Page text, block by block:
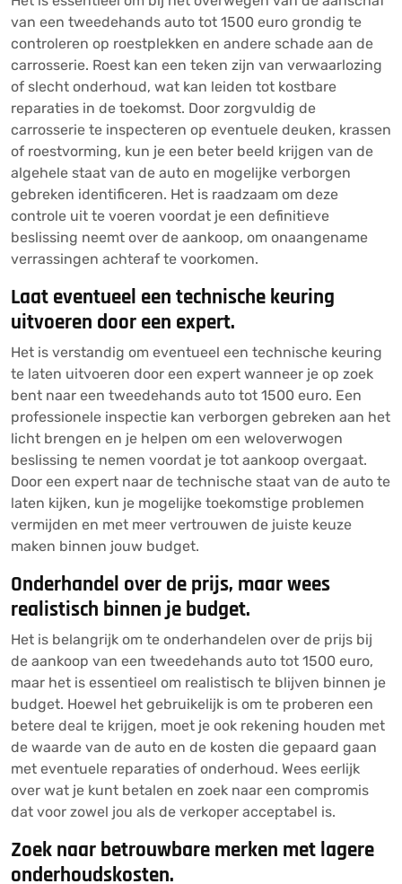
van een tweedehands auto tot 1500 euro grondig te
controleren op roestplekken en andere schade aan de
carrosserie. Roest kan een teken zijn van verwaarlozing
of slecht onderhoud, wat kan leiden tot kostbare
reparaties in de toekomst. Door zorgvuldig de
carrosserie te inspecteren op eventuele deuken, krassen
of roestvorming, kun je een beter beeld krijgen van de
algehele staat van de auto en mogelijke verborgen
gebreken identificeren. Het is raadzaam om deze
controle uit te voeren voordat je een definitieve
beslissing neemt over de aankoop, om onaangename
verrassingen achteraf te voorkomen.
Laat eventueel een technische keuring
uitvoeren door een expert.
Het is verstandig om eventueel een technische keuring
te laten uitvoeren door een expert wanneer je op zoek
bent naar een tweedehands auto tot 1500 euro. Een
professionele inspectie kan verborgen gebreken aan het
licht brengen en je helpen om een weloverwogen
beslissing te nemen voordat je tot aankoop overgaat.
Door een expert naar de technische staat van de auto te
laten kijken, kun je mogelijke toekomstige problemen
vermijden en met meer vertrouwen de juiste keuze
maken binnen jouw budget.
Onderhandel over de prijs, maar wees
realistisch binnen je budget.
Het is belangrijk om te onderhandelen over de prijs bij
de aankoop van een tweedehands auto tot 1500 euro,
maar het is essentieel om realistisch te blijven binnen je
budget. Hoewel het gebruikelijk is om te proberen een
betere deal te krijgen, moet je ook rekening houden met
de waarde van de auto en de kosten die gepaard gaan
met eventuele reparaties of onderhoud. Wees eerlijk
over wat je kunt betalen en zoek naar een compromis
dat voor zowel jou als de verkoper acceptabel is.
Zoek naar betrouwbare merken met lagere
onderhoudskosten.